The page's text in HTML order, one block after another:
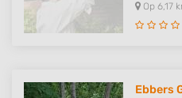
Op 6,17
Ebbers